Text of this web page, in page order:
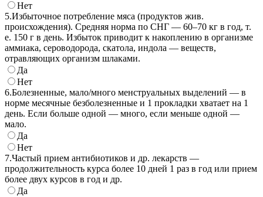
Нет
5.Избыточное потребление мяса (продуктов жив.
происхождения). Средняя норма по СНГ — 60–70 кг в год, т.
е. 150 г в день. Избыток приводит к накоплению в организме
аммиака, сероводорода, скатола, индола — веществ,
отравляющих организм шлаками.
Да
Нет
6.Болезненные, мало/много менструальных выделений — в
норме месячные безболезненные и 1 прокладки хватает на 1
день. Если больше одной — много, если меньше одной —
мало.
Да
Нет
7.Частый прием антибиотиков и др. лекарств —
продолжительность курса более 10 дней 1 раз в год или прием
более двух курсов в год и др.
Да